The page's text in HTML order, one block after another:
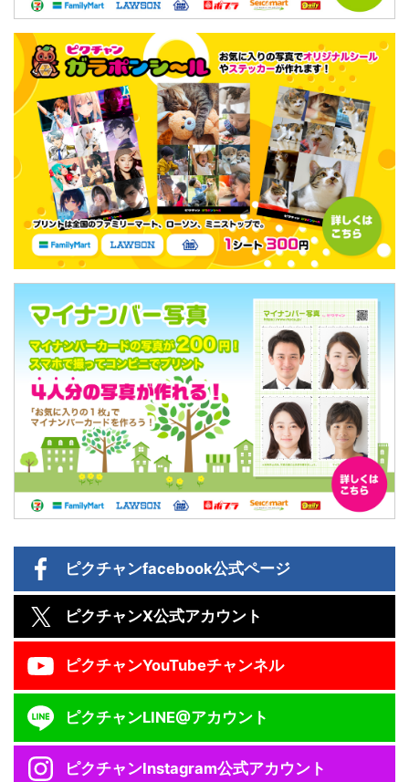
ピクチャンfacebook公式ページ
ピクチャンX公式アカウント
ピクチャンYouTubeチャンネル
ピクチャンLINE@アカウント
ピクチャンInstagram公式アカウント